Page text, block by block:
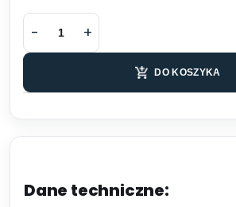
DO KOSZYKA
Dane techniczne: